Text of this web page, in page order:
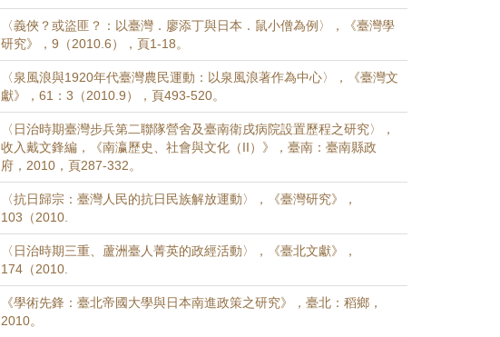
〈義俠？或盜匪？：以臺灣．廖添丁與日本．鼠小僧為例〉，《臺灣學
研究》，9（2010.6），頁1-18。
〈泉風浪與1920年代臺灣農民運動：以泉風浪著作為中心〉，《臺灣文
獻》，61：3（2010.9），頁493-520。
〈日治時期臺灣步兵第二聯隊營舍及臺南衛戌病院設置歷程之研究〉，
收入戴文鋒編，《南瀛歷史、社會與文化（II）》，臺南：臺南縣政
府，2010，頁287-332。
〈抗日歸宗：臺灣人民的抗日民族解放運動〉，《臺灣研究》，
103（2010.
〈日治時期三重、蘆洲臺人菁英的政經活動〉，《臺北文獻》，
174（2010.
《學術先鋒：臺北帝國大學與日本南進政策之研究》，臺北：稻鄉，
2010。